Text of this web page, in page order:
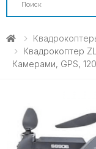
Квадрокоптер
Камерами, GPS,